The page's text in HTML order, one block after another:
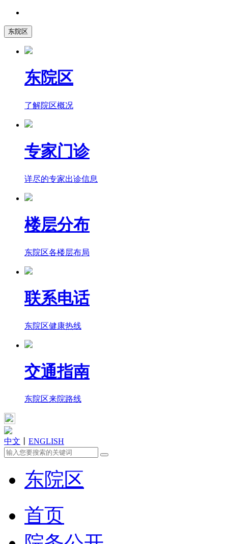
东院区
东院区
了解院区概况
专家门诊
详尽的专家出诊信息
楼层分布
东院区各楼层布局
联系电话
东院区健康热线
交通指南
东院区来院路线
中文 ENGLISH
东院区
首页